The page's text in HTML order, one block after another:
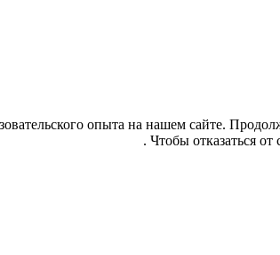
опыта на нашем сайте.
. Чтобы отказаться